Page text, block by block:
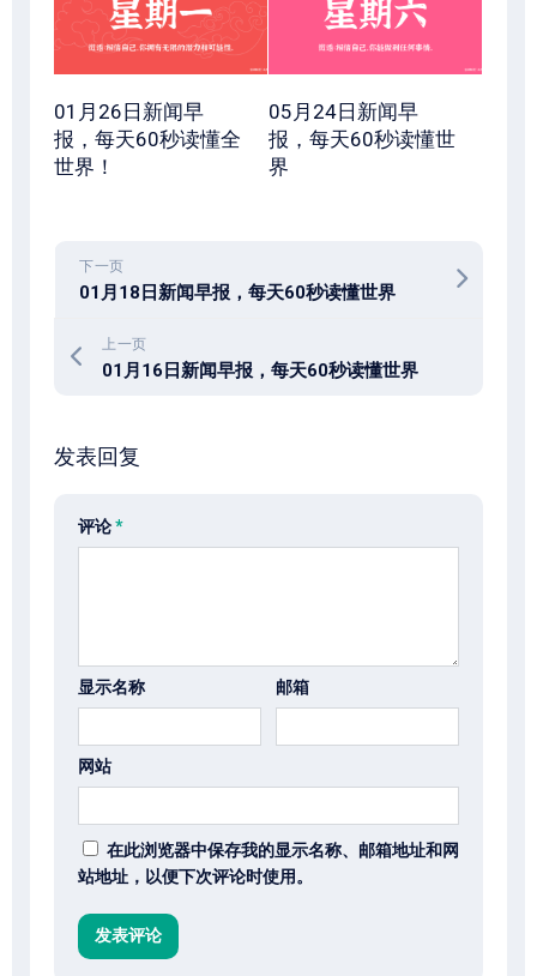
01月26日新闻早
报，每天60秒读懂全
世界！
05月24日新闻早
报，每天60秒读懂世
界
下一页
01月18日新闻早报，每天60秒读懂世界
上一页
01月16日新闻早报，每天60秒读懂世界
发表回复
评论*
显示名称 邮箱
网站
在此浏览器中保存我的显示名称、邮箱地址和网
站地址，以便下次评论时使用。